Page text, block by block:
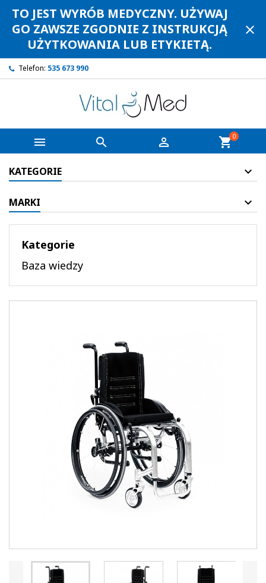
TO JEST WYRÓB MEDYCZNY. UŻYWAJ
GO ZAWSZE ZGODNIE Z INSTRUKCJĄ
UŻYTKOWANIA LUB ETYKIETĄ.
close
Telefon: 535 673 990
   shopping_cart0
KATEGORIE
MARKI
Kategorie
Baza wiedzy